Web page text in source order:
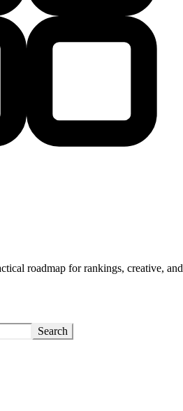
roadmap for rankings, creative, and
Search